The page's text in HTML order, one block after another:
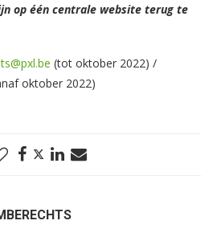
op één centrale website terug te
(tot oktober 2022) /
oktober 2022)